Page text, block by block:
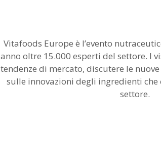
Vitafoods Europe è l’evento
anno oltre 15.000 esperti del settore. I
tendenze di mercato, discutere le
sulle innovazioni degli ingredienti
settore.